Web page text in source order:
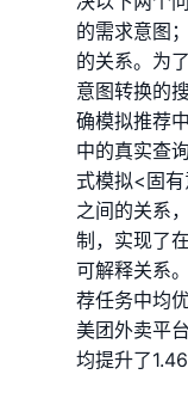
的需求意图
的关系。为
意图转换的
确模拟推荐
中的真实查
式模拟<固
之间的关系
制，实现了
可解释关系
荐任务中均
美团外卖平
均提升了